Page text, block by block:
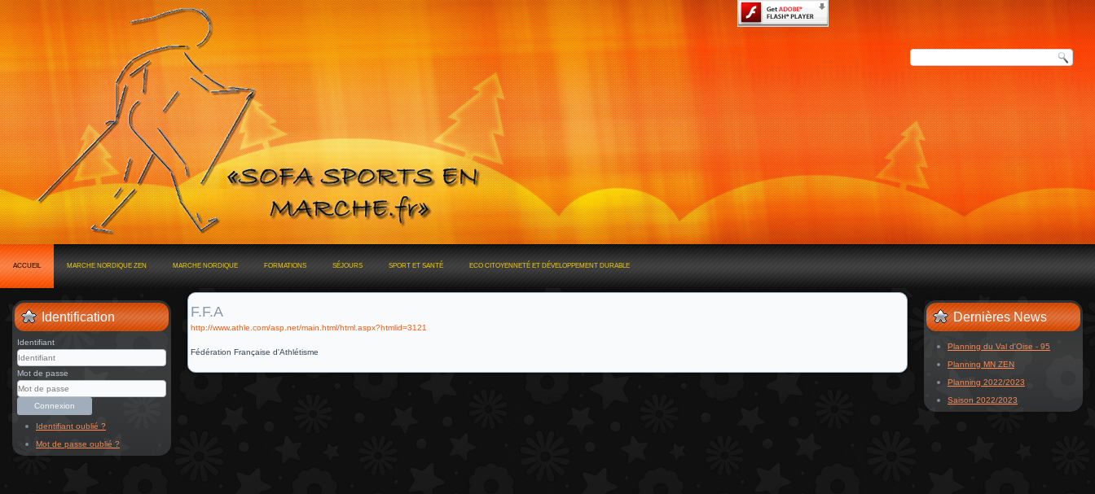
ACCUEIL MARCHE NORDIQUE ZEN MARCHE NORDIQUE FORMATIONS SÉJOURS SPORT ET SANTÉ ECO CITOYENNETÉ ET DÉVELOPPEMENT DURABLE
Identification
Identifiant
Mot de passe
Connexion
Identifiant oublié ?
Mot de passe oublié ?
F.F.A
http://www.athle.com/asp.net/main.html/html.aspx?htmlid=3121
Fédération Française d'Athlétisme
Dernières News
Planning du Val d'Oise - 95
Planning MN ZEN
Planning 2022/2023
Saison 2022/2023